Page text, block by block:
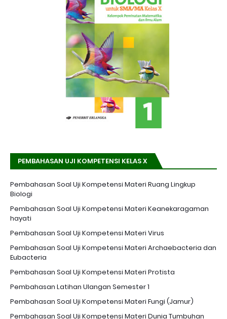
PEMBAHASAN UJI KOMPETENSI KELAS X
Pembahasan Soal Uji Kompetensi Materi Ruang Lingkup
Biologi
Pembahasan Soal Uji Kompetensi Materi Keanekaragaman
hayati
Pembahasan Soal Uji Kompetensi Materi Virus
Pembahasan Soal Uji Kompetensi Materi Archaebacteria dan
Eubacteria
Pembahasan Soal Uji Kompetensi Materi Protista
Pembahasan Latihan Ulangan Semester 1
Pembahasan Soal Uji Kompetensi Materi Fungi (Jamur)
Pembahasan Soal Uji Kompetensi Materi Dunia Tumbuhan